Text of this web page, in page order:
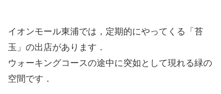
イオンモール東浦では，定期的にやってくる「苔
玉」の出店があります．
ウォーキングコースの途中に突如として現れる緑の
空間です．